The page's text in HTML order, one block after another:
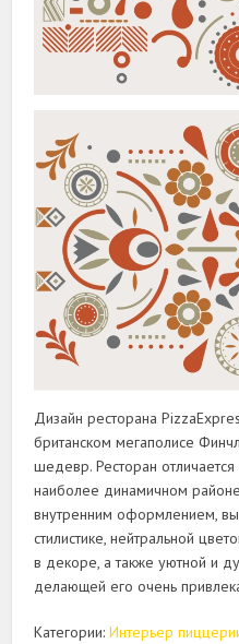
Дизайн ресторана
британском мегаполисе
шедевр. Ресторан
наиболее динамичном
внутренним оформлением,
стилистике, нейтральной
в декоре, а также уютной и
делающей его очень
Категории:Интерьер